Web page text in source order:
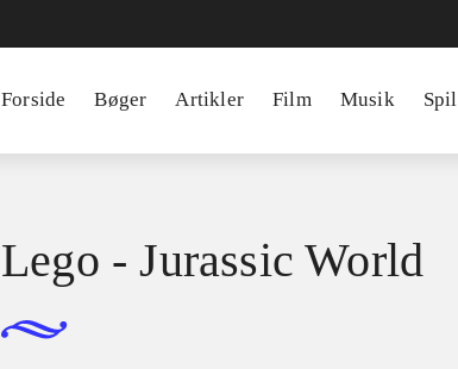
Forside Bøger Artikler Film Musik Spil
Lego - Jurassic World